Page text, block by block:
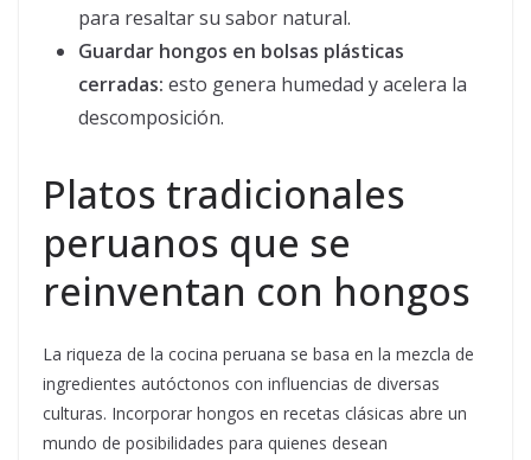
para resaltar su sabor natural.
Guardar hongos en bolsas plásticas
cerradas: esto genera humedad y acelera la
descomposición.
Platos tradicionales
peruanos que se
reinventan con hongos
La riqueza de la cocina peruana se basa en la mezcla de
ingredientes autóctonos con influencias de diversas
culturas. Incorporar hongos en recetas clásicas abre un
mundo de posibilidades para quienes desean